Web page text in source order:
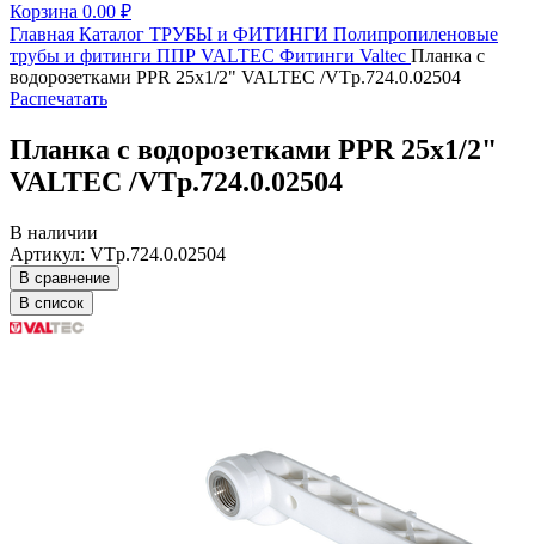
Корзина 0.00 ₽
Главная Каталог ТРУБЫ и ФИТИНГИ Полипропиленовые
трубы и фитинги ППР VALTEC Фитинги Valtec Планка с
водорозетками PPR 25х1/2" VALTEC /VTp.724.0.02504
Распечатать
Планка с водорозетками PPR 25х1/2"
VALTEC /VTp.724.0.02504
В наличии
Артикул: VTp.724.0.02504
В сравнение
В список